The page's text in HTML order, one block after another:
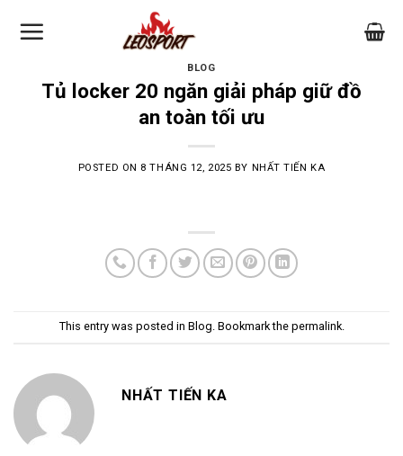
BLOG
Tủ locker 20 ngăn giải pháp giữ đồ
an toàn tối ưu
POSTED ON 8 THÁNG 12, 2025 BY NHẤT TIẾN KA
This entry was posted in Blog. Bookmark the permalink.
NHẤT TIẾN KA